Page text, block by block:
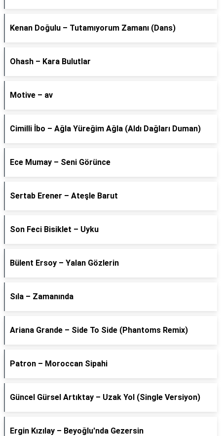
Kenan Doğulu – Tutamıyorum Zamanı (Dans)
Ohash – Kara Bulutlar
Motive – av
Cimilli İbo – Ağla Yüreğim Ağla (Aldı Dağları Duman)
Ece Mumay – Seni Görünce
Sertab Erener – Ateşle Barut
Son Feci Bisiklet – Uyku
Bülent Ersoy – Yalan Gözlerin
Sıla – Zamanında
Ariana Grande – Side To Side (Phantoms Remix)
Patron – Moroccan Sipahi
Güncel Gürsel Artıktay – Uzak Yol (Single Versiyon)
Ergin Kızılay – Beyoğlu'nda Gezersin